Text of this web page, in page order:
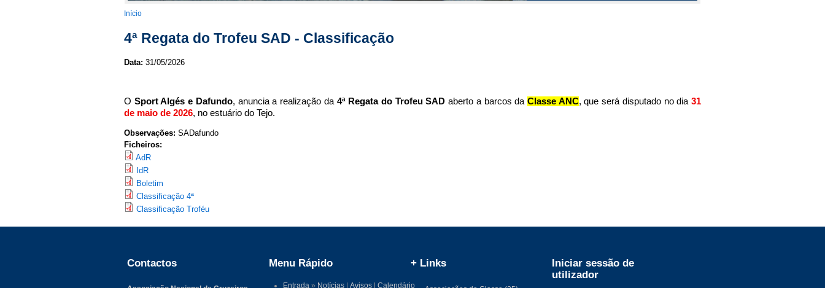
You are here
Início
4ª Regata do Trofeu SAD - Classificação
Data: 31/05/2026
O Sport Algés e Dafundo, anuncia a realização da 4ª Regata do Trofeu SAD aberto a barcos daClasse ANC, que será disputado no dia31
de maio de 2026, no estuário do Tejo.
Observações: SADafundo
Ficheiros:
AdR
IdR
Boletim
Classificação 4ª
Classificação Troféu
Contactos Menu Rápido
Entrada » Notícias |Avisos |Calendário
+ Links
Iniciar sessão de
utilizador